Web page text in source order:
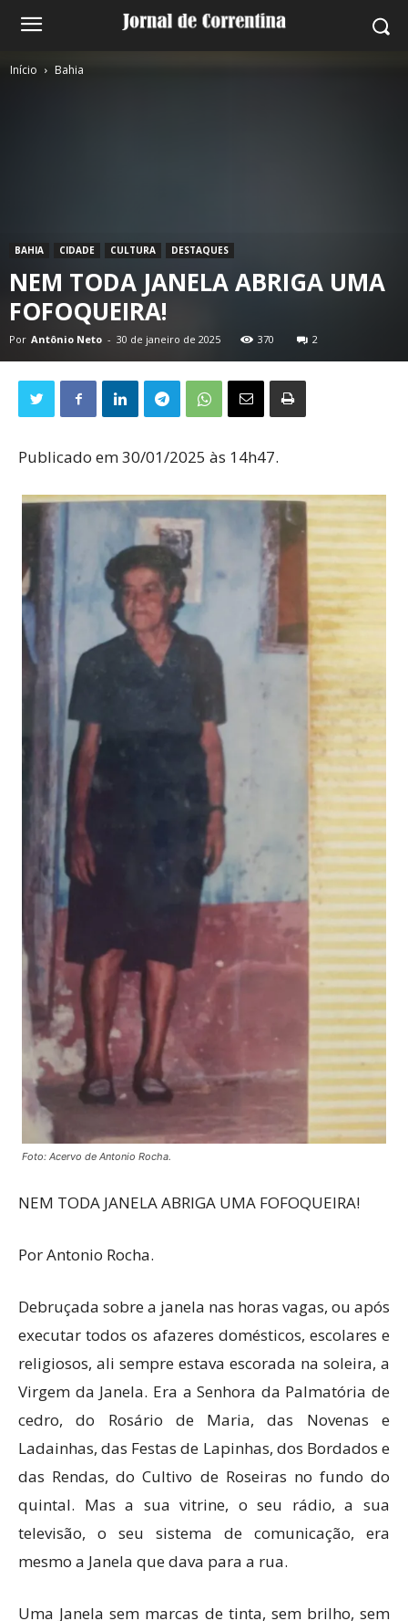
Início Bahia
BAHIA CIDADE CULTURA DESTAQUES
NEM TODA JANELA ABRIGA UMA
FOFOQUEIRA!
Por Antônio Neto - 30 de janeiro de 2025 370 2
Publicado em 30/01/2025 às 14h47.
Foto: Acervo de Antonio Rocha.
NEM TODA JANELA ABRIGA UMA FOFOQUEIRA!
Por Antonio Rocha.
Debruçada sobre a janela nas horas vagas, ou após
executar todos os afazeres domésticos, escolares e
religiosos, ali sempre estava escorada na soleira, a
Virgem da Janela. Era a Senhora da Palmatória de
cedro, do Rosário de Maria, das Novenas e
Ladainhas, das Festas de Lapinhas, dos Bordados e
das Rendas, do Cultivo de Roseiras no fundo do
quintal. Mas a sua vitrine, o seu rádio, a sua
televisão, o seu sistema de comunicação, era
mesmo a Janela que dava para a rua.
Uma Janela sem marcas de tinta, sem brilho, sem